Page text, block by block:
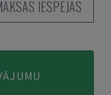
IESPĒJAS